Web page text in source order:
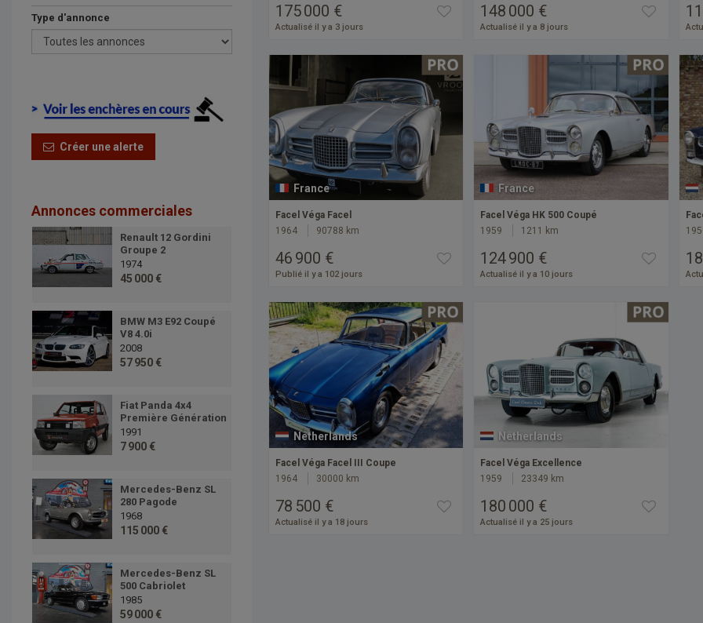
Type d'annonce
Créer une alerte
Annonces commerciales
Renault 12 Gordini
Groupe 2
1974
45 000 €
BMW M3 E92 Coupé
V8 4.0i
2008
57 950 €
Fiat Panda 4x4
Première Génération
1991
7 900 €
Mercedes-Benz SL
280 Pagode
1968
115 000 €
Mercedes-Benz SL
500 Cabriolet
1985
59 000 €
175 000 €
Actualisé il y a 3 jours
148 000 €
Actualisé il y a 8 jours
France
Facel Véga Facel
1964
90788 km
46 900 €
Publié il y a 102 jours
France
Facel Véga HK 500 Coupé
1959
1211 km
124 900 €
Actualisé il y a 10 jours
Netherlands
Facel Véga Facel III Coupe
1964
30000 km
78 500 €
Actualisé il y a 18 jours
Netherlands
Facel Véga Excellence
1959
23349 km
180 000 €
Actualisé il y a 25 jours